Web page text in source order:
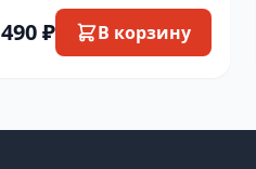
4327944 ост
490 ₽ В корзину